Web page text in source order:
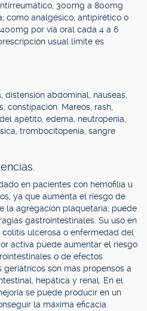
300mg a 800mg
como analgésico, antipirético o
por vía oral cada 4 a 6
usual límite es
distensión abdominal, náuseas,
constipación. Mareos, rash,
apetito, edema, neutropenia,
trombocitopenia, sangre
en pacientes con hemofilia u
ya que aumenta el riesgo de
la agregación plaquetaria; puede
gastrointestinales. Su uso en
ulcerosa o enfermedad del
activa puede aumentar el riesgo
o de efectos
geriátricos son más propensos a
hepática y renal. En el
se puede producir en un
la máxima eficacia